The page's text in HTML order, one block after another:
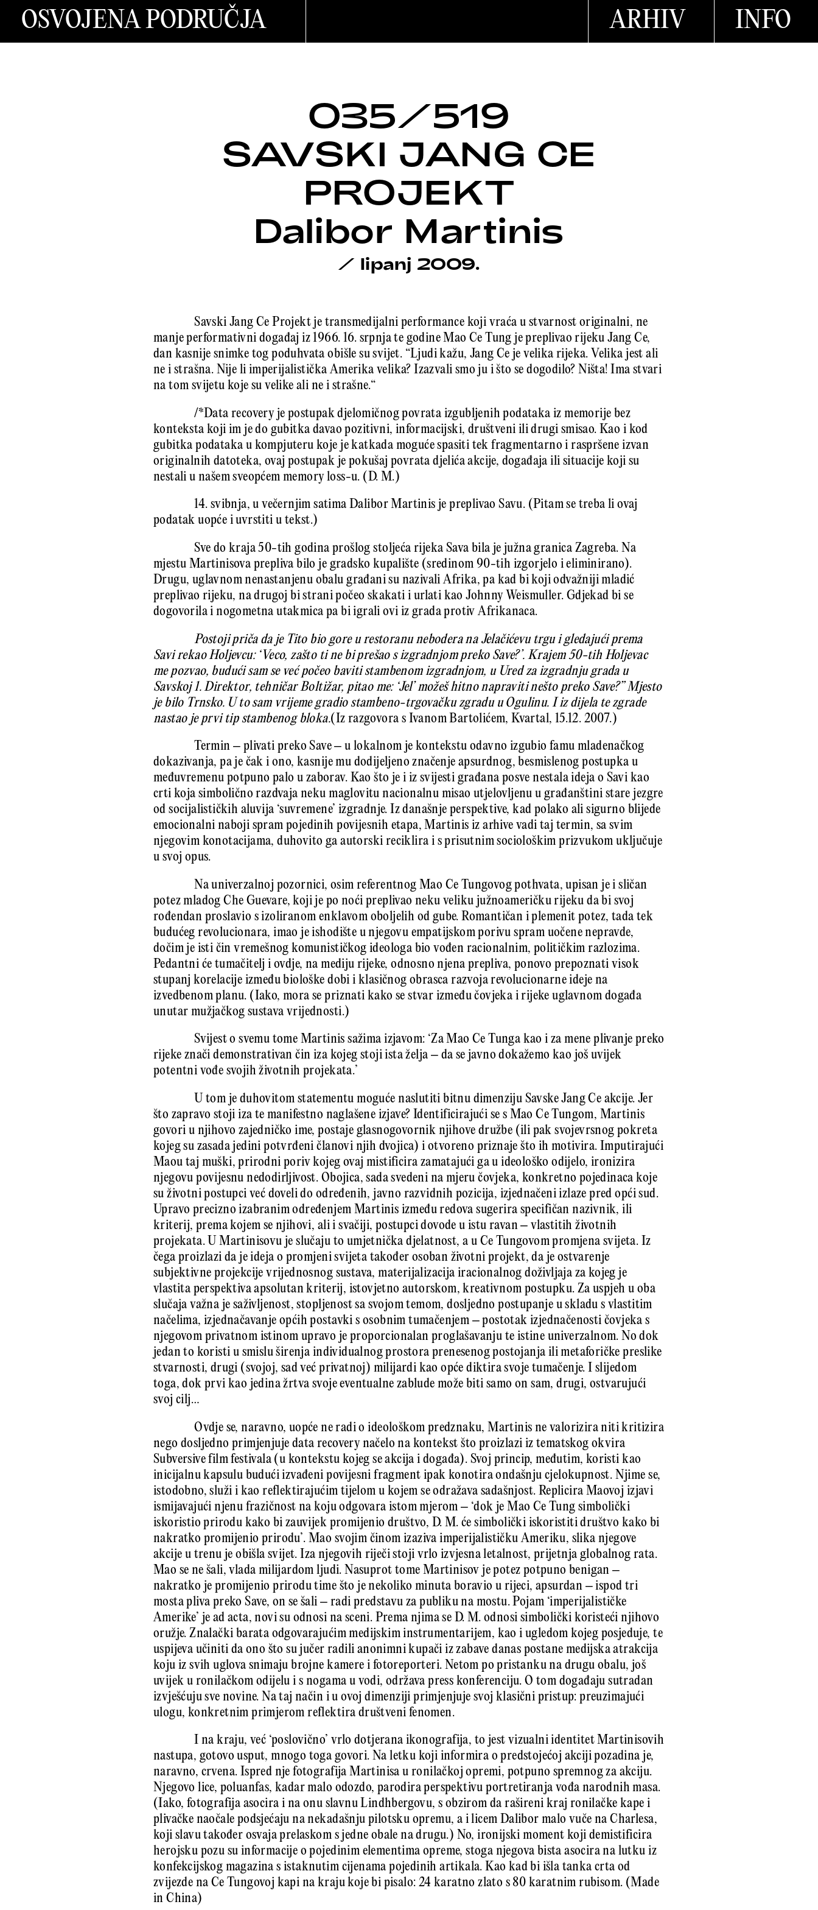
OSVOJENA PODRUČJA ARHIV INFO
035/519
SAVSKI JANG CE
PROJEKT
Dalibor Martinis
/ lipanj 2009.
Savski Jang Ce Projekt je transmedijalni performance koji vraća u stvarnost originalni, ne
manje performativni događaj iz 1966. 16. srpnja te godine Mao Ce Tung je preplivao rijeku Jang Ce,
dan kasnije snimke tog poduhvata obišle su svijet. “Ljudi kažu, Jang Ce je velika rijeka. Velika jest ali
ne i strašna. Nije li imperijalistička Amerika velika? Izazvali smo ju i što se dogodilo? Ništa! Ima stvari
na tom svijetu koje su velike ali ne i strašne.“
/*Data recovery je postupak djelomičnog povrata izgubljenih podataka iz memorije bez
konteksta koji im je do gubitka davao pozitivni, informacijski, društveni ili drugi smisao. Kao i kod
gubitka podataka u kompjuteru koje je katkada moguće spasiti tek fragmentarno i raspršene izvan
originalnih datoteka, ovaj postupak je pokušaj povrata djelića akcije, događaja ili situacije koji su
nestali u našem sveopćem memory loss-u. (D. M.)
14. svibnja, u večernjim satima Dalibor Martinis je preplivao Savu. (Pitam se treba li ovaj
podatak uopće i uvrstiti u tekst.)
Sve do kraja 50-tih godina prošlog stoljeća rijeka Sava bila je južna granica Zagreba. Na
mjestu Martinisova prepliva bilo je gradsko kupalište (sredinom 90-tih izgorjelo i eliminirano).
Drugu, uglavnom nenastanjenu obalu građani su nazivali Afrika, pa kad bi koji odvažniji mladić
preplivao rijeku, na drugoj bi strani počeo skakati i urlati kao Johnny Weismuller. Gdjekad bi se
dogovorila i nogometna utakmica pa bi igrali ovi iz grada protiv Afrikanaca.
Postoji priča da je Tito bio gore u restoranu nebodera na Jelačićevu trgu i gledajući prema
Savi rekao Holjevcu: ‘Veco, zašto ti ne bi prešao s izgradnjom preko Save?’. Krajem 50-tih Holjevac
me pozvao, budući sam se već počeo baviti stambenom izgradnjom, u Ured za izgradnju grada u
Savskoj 1. Direktor, tehničar Boltižar, pitao me: ‘Jel’ možeš hitno napraviti nešto preko Save?” Mjesto
je bilo Trnsko. U to sam vrijeme gradio stambeno-trgovačku zgradu u Ogulinu. I iz dijela te zgrade
nastao je prvi tip stambenog bloka.(Iz razgovora s Ivanom Bartolićem, Kvartal, 15.12. 2007.)
Termin – plivati preko Save – u lokalnom je kontekstu odavno izgubio famu mladenačkog
dokazivanja, pa je čak i ono, kasnije mu dodijeljeno značenje apsurdnog, besmislenog postupka u
međuvremenu potpuno palo u zaborav. Kao što je i iz svijesti građana posve nestala ideja o Savi kao
crti koja simbolično razdvaja neku maglovitu nacionalnu misao utjelovljenu u građanštini stare jezgre
od socijalističkih aluvija ‘suvremene’ izgradnje. Iz današnje perspektive, kad polako ali sigurno blijede
emocionalni naboji spram pojedinih povijesnih etapa, Martinis iz arhive vadi taj termin, sa svim
njegovim konotacijama, duhovito ga autorski reciklira i s prisutnim sociološkim prizvukom uključuje
u svoj opus.
Na univerzalnoj pozornici, osim referentnog Mao Ce Tungovog pothvata, upisan je i sličan
potez mladog Che Guevare, koji je po noći preplivao neku veliku južnoameričku rijeku da bi svoj
rođendan proslavio s izoliranom enklavom oboljelih od gube. Romantičan i plemenit potez, tada tek
budućeg revolucionara, imao je ishodište u njegovu empatij­skom porivu spram uočene nepravde,
dočim je isti čin vremešnog komunističkog ideologa bio vođen racionalnim, političkim razlozima.
Pedantni će tumačitelj i ovdje, na mediju rijeke, odnosno njena prepliva, ponovo prepoznati visok
stupanj korelacije između biološke dobi i klasičnog obrasca razvoja revolucionarne ideje na
izvedbenom planu. (Iako, mora se priznati kako se stvar između čovjeka i rijeke uglavnom događa
unutar mužjačkog sustava vrijednosti.)
Svijest o svemu tome Martinis sažima izjavom: ‘Za Mao Ce Tunga kao i za mene plivanje preko
rijeke znači demonstrativan čin iza kojeg stoji ista želja – da se javno dokažemo kao još uvijek
potentni vođe svojih životnih projekata.’
U tom je duhovitom statementu moguće naslutiti bitnu dimenziju Savske Jang Ce akcije. Jer
što zapravo stoji iza te manifestno naglašene izjave? Identificirajući se s Mao Ce Tungom, Martinis
govori u njihovo zajedničko ime, postaje glasnogovornik njihove družbe (ili pak svojevrsnog pokreta
kojeg su zasada jedini potvrđeni članovi njih dvojica) i otvoreno priznaje što ih motivira. Imputirajući
Maou taj muški, prirodni poriv kojeg ovaj mistificira zamatajući ga u ideološko odijelo, ironizira
njegovu povijesnu nedodirljivost. Obojica, sada svedeni na mjeru čovjeka, konkretno pojedinaca koje
su životni postupci već doveli do određenih, javno razvidnih pozicija, izjednačeni izlaze pred opći sud.
Upravo precizno izabranim određenjem Martinis između redova sugerira specifičan nazivnik, ili
kriterij, prema kojem se njihovi, ali i svačiji, postupci dovode u istu ravan – vlastitih životnih
projekata. U Martinisovu je slučaju to umjetnička djelatnost, a u Ce Tungovom promjena svijeta. Iz
čega proizlazi da je ideja o promjeni svijeta također osoban životni projekt, da je ostvarenje
subjektivne projekcije vrijednosnog sustava, mate­rijalizacija iracionalnog doživljaja za kojeg je
vlastita perspektiva apsolutan kriterij, istovjetno autorskom, kreativnom postupku. Za uspjeh u oba
slučaja važna je saživljenost, stopljenost sa svojom temom, dosljedno postupanje u skladu s vlastitim
načelima, izjednačavanje općih postavki s osobnim tumačenjem – postotak izjednačenosti čovjeka s
njegovom privatnom istinom upravo je proporcionalan proglašavanju te istine univerzalnom. No dok
jedan to koristi u smislu širenja individualnog prostora prenesenog postojanja ili metaforičke preslike
stvarnosti, drugi (svojoj, sad već privatnoj) milijardi kao opće diktira svoje tumačenje. I slijedom
toga, dok prvi kao jedina žrtva svoje eventualne zablude može biti samo on sam, drugi, ostvarujući
svoj cilj…
Ovdje se, naravno, uopće ne radi o ideološkom predznaku, Martinis ne valorizira niti kritizira
nego dosljedno primjenjuje data recovery načelo na kontekst što proizlazi iz tematskog okvira
Subversive film festivala (u kontekstu kojeg se akcija i događa). Svoj princip, međutim, koristi kao
inicijalnu kapsulu budući izvađeni povijesni fragment ipak konotira ondašnju cjelokupnost. Njime se,
istodobno, služi i kao reflektirajućim tijelom u kojem se odražava sadašnjost. Replicira Maovoj izjavi
ismijavajući njenu frazičnost na koju odgovara istom mjerom – ‘dok je Mao Ce Tung simbolički
iskoristio prirodu kako bi zauvijek promijenio društvo, D. M. će simbolički iskoristiti društvo kako bi
nakratko promijenio prirodu’. Mao svojim činom izaziva imperijalističku Ameriku, slika njegove
akcije u trenu je obišla svijet. Iza njegovih riječi stoji vrlo izvjesna letalnost, prijetnja globalnog rata.
Mao se ne šali, vlada milijardom ljudi. Nasuprot tome Martinisov je potez potpuno benigan –
nakratko je promijenio prirodu time što je nekoliko minuta boravio u rijeci, apsurdan – ispod tri
mosta pliva preko Save, on se šali – radi predstavu za publiku na mostu. Pojam ‘imperijalističke
Amerike’ je ad acta, novi su odnosi na sceni. Prema njima se D. M. odnosi simbolički koristeći njihovo
oružje. Znalački barata odgovarajućim medijskim instrumentarijem, kao i ugledom kojeg posjeduje, te
uspijeva učiniti da ono što su jučer radili ano­nimni kupači iz zabave danas postane medijska atrakcija
koju iz svih uglova snimaju brojne kamere i fotoreporteri. Netom po pristanku na drugu obalu, još
uvijek u ronilačkom odijelu i s nogama u vodi, održava press konferenciju. O tom događaju sutradan
izvješćuju sve novine. Na taj način i u ovoj dimenziji primjenjuje svoj klasični pristup: preuzimajući
ulogu, konkretnim primjerom reflektira društveni fenomen.
I na kraju, već ‘poslovično’ vrlo dotjerana ikonografija, to jest vizualni identitet Martinisovih
nastupa, gotovo usput, mnogo toga govori. Na letku koji informira o predstojećoj akciji pozadina je,
naravno, crvena. Ispred nje fotografija Martinisa u ronilačkoj opremi, potpuno spremnog za akciju.
Njegovo lice, poluanfas, kadar malo odozdo, parodira perspektivu portretiranja vođa narodnih masa.
(Iako, fotografija asocira i na onu slavnu Lindhbergovu, s obzirom da rašireni kraj ronilačke kape i
plivačke naočale podsjećaju na nekadašnju pilotsku opremu, a i licem Dalibor malo vuče na Charlesa,
koji slavu također osvaja prelaskom s jedne obale na drugu.) No, ironijski moment koji demistificira
heroj­sku pozu su informacije o pojedinim elementima opreme, stoga njegova bista asocira na lutku iz
konfekcijskog ma­ga­zina s istaknutim cijenama pojedinih artikala. Kao kad bi išla tanka crta od
zvijezde na Ce Tungovoj kapi na kraju koje bi pisalo: 24 karatno zlato s 80 karatnim rubisom. (Made
in China)